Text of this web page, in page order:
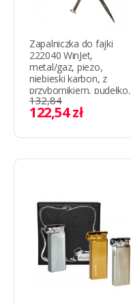
Zapalniczka do fajki
222040 WinJet,
metal/gaz, piezo,
niebieski karbon, z
przybornikiem, pudełko,
6.5 x 3 cm
132,84
122,54 zł